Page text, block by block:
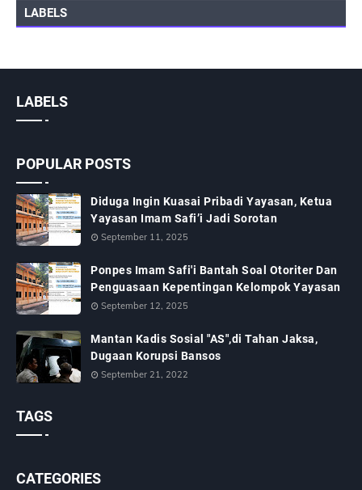
LABELS
LABELS
POPULAR POSTS
Diduga Ingin Kuasai Pribadi Yayasan, Ketua
Yayasan Imam Safi’i Jadi Sorotan
September 11, 2025
Ponpes Imam Safi'i Bantah Soal Otoriter Dan
Penguasaan Kepentingan Kelompok Yayasan
September 12, 2025
Mantan Kadis Sosial "AS",di Tahan Jaksa,
Dugaan Korupsi Bansos
September 21, 2022
TAGS
CATEGORIES